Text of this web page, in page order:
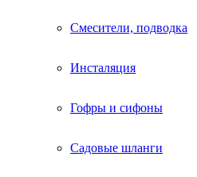
Смесители, подводка
Инсталяция
Гофры и сифоны
Садовые шланги